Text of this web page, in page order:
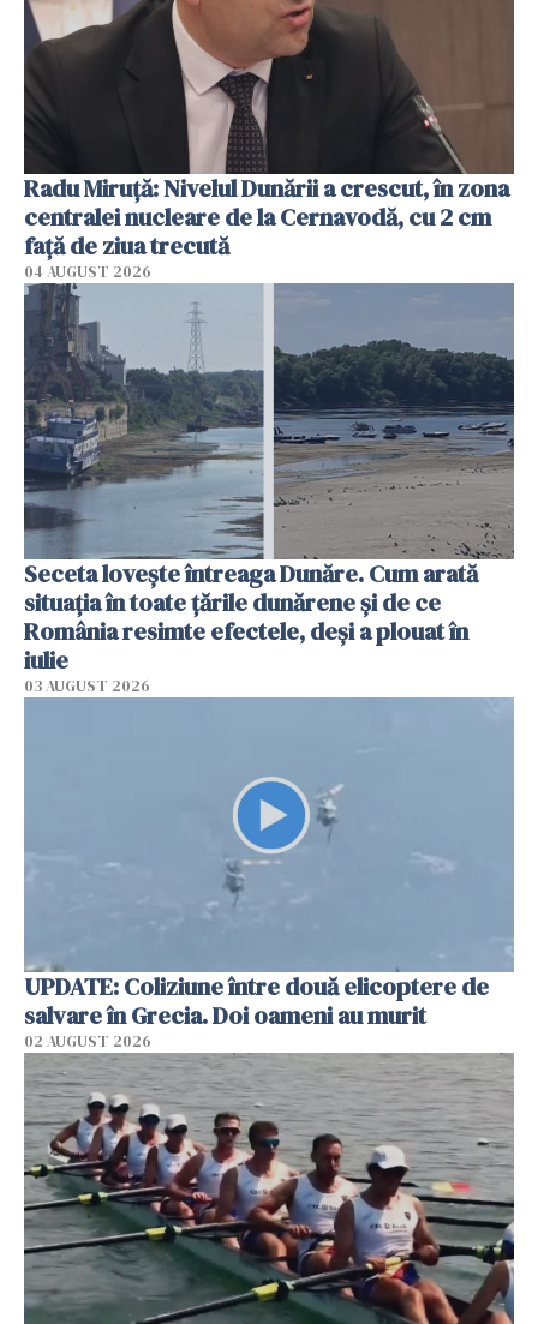
Radu Miruţă: Nivelul Dunării a crescut, în zona
centralei nucleare de la Cernavodă, cu 2 cm
faţă de ziua trecută
04 AUGUST 2026
Seceta lovește întreaga Dunăre. Cum arată
situația în toate țările dunărene și de ce
România resimte efectele, deși a plouat în
iulie
03 AUGUST 2026
UPDATE: Coliziune între două elicoptere de
salvare în Grecia. Doi oameni au murit
02 AUGUST 2026